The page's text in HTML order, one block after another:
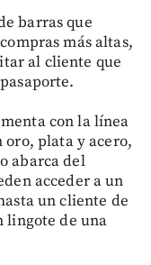
barras que
más altas,
al cliente que
con la línea
oro, plata y acero,
abarca del
acceder a un
un cliente de
lingote de una